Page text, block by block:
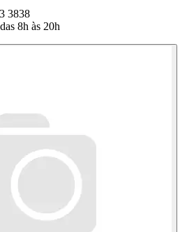
3838
8h às 20h